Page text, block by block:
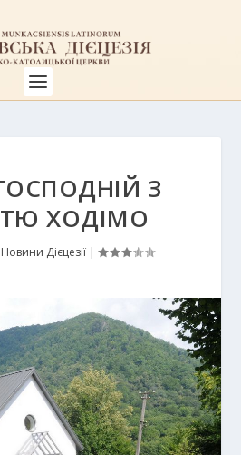
З
ХОДІМО
Новини Дієцезії |